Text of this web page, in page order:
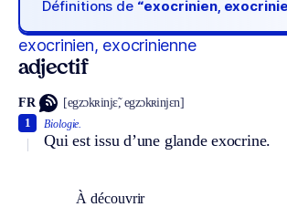
Définitions de “exocrinien,
exocrinien, exocrinienne
adjectif
FR [egzɔkʀinjɛ̃, egzɔkʀinjɛn]
Biologie.
Qui est issu d’une glande exocrine.
1
À découvrir